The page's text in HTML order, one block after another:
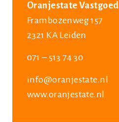
Oranjestate Vastgoed
Frambozenweg 157
2321 KA Leiden
071 – 513 74 30
info@oranjestate.nl
www.oranjestate.nl